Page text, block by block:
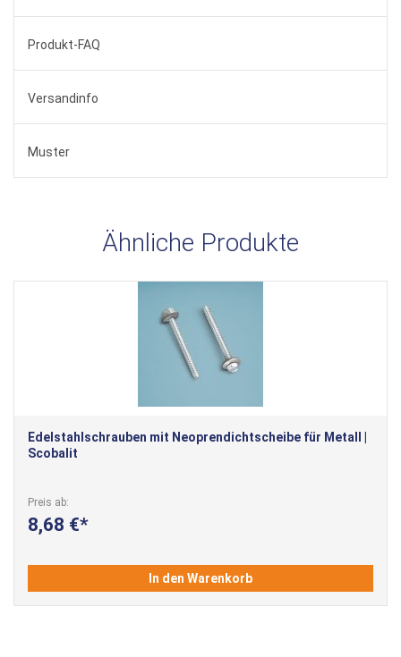
Produkt-FAQ
Versandinfo
Muster
Ähnliche Produkte
Edelstahlschrauben mit Neoprendichtscheibe für Metall |
Scobalit
Preis ab
8,68 €
In den Warenkorb